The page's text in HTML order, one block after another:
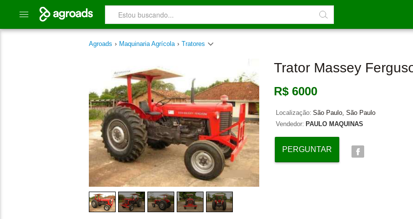
Agroads › Maquinaria Agrícola › Tratores
Trator Massey
R$ 6000
Localização: São Paulo, São Paulo
Vendedor: PAULO MAQUINAS
PERGUNTAR